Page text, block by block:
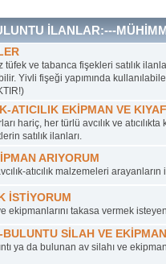
İLANLAR:---
tüfek ve tabanca fişekleri satılık
Yivli fişeği yapımında
ATICILIK EKİPMAN VE
hariç, her türlü avcılık ve
satılık ilanları.
ARIYORUM
atıcılık malzemeleri arayanların
İSTİYORUM
ekipmanlarını takasa vermek
SİLAH VE
ya da bulunan av silahı ve